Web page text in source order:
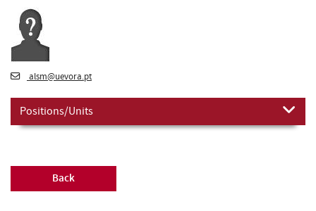
alsm@uevora.pt
Positions/Units
Back